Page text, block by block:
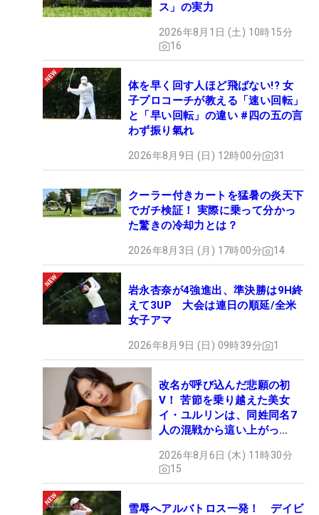
ス」の実力
2026年8月1日 (土) 10時15分
16
体を早く回す人ほど飛ばない!? 女
子プロコーチが教える「速い回転」
と「早い回転」の違い #四の五の言
わず振り氣れ
2026年8月9日 (日) 12時00分 31
クーラー付きカートを猛暑の炎天下
でガチ検証！ 実際に乗って分かっ
た驚きの冷却力とは？
2026年8月3日 (月) 17時00分 14
岩永杏奈が4強進出、準決勝は9H終
えて3UP 大会は連日の順延/全米
女子アマ
2026年8月9日 (日) 09時39分 1
改名が呼び込んだ悲願の初
V！ 苦節を乗り越えた美女
イ・ユルリンは、同姓同名7
人の混戦から這い上がっ
2026年8月6日 (木) 11時30分
15
雪辱へアルバトロス一発！ デイビ